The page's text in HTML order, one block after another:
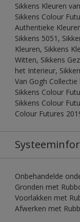
Sikkens Kleuren
Sikkens Colour
Authentieke
Sikkens 5051,
Kleuren, Sikkens
Witten, Sikkens
het Interieur,
Van Gogh
Sikkens Colour
Sikkens Colour
Colour Futures
Onbehandelde
Gronden met
Voorlakken met
Afwerken met